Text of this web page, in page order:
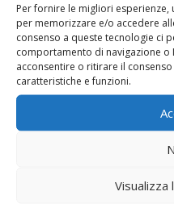
Per fornire le migliori
per memorizzare e/o accedere
consenso a queste tecnologie ci
comportamento di navigazione o
acconsentire o ritirare il
caratteristiche e funzioni.
chi più ne ha più ne
quotidiano. Alla luce di
contatterete la nostra
Avvolgibili Motorizzate
avere la consapevolezza
consigliarvi per il meglio.
la nostra ditta essendo
ricordate che tutto ciò